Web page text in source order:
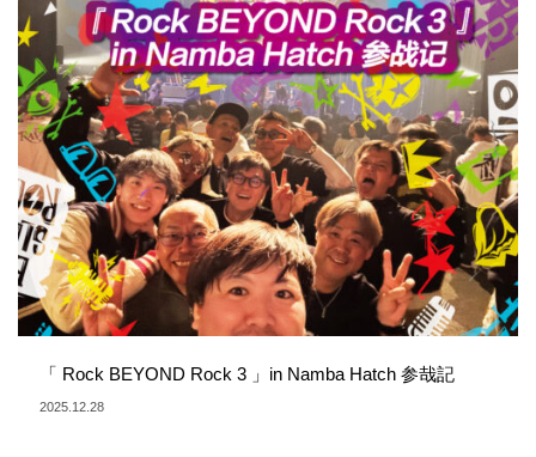
「 Rock BEYOND Rock 3 」in Namba Hatch 参哉記
2025.12.28